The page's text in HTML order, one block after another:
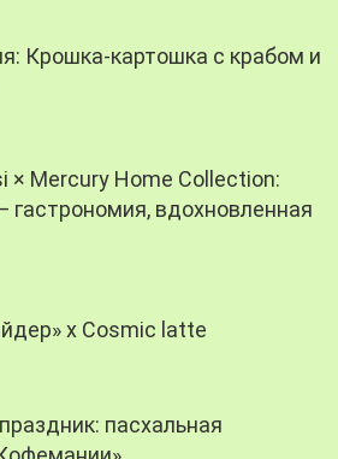
Крошка-картошка с крабом и
× Mercury Home Collection:
гастрономия, вдохновленная
х Cosmic latte
пасхальная